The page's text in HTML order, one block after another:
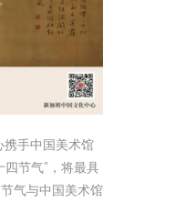
携手中国美术馆
四节气”，将最具
气与中国美术馆